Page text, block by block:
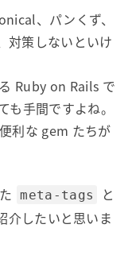
、パンくず、
対策しないといけ
Ruby on Rails で
手間ですよね。
利な gem たちが
meta-tags と
介したいと思いま